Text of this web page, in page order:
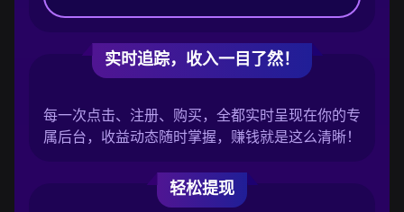
实时追踪，收入一目了然！
每一次点击、注册、购买，全都实时呈现在你的专
属后台，收益动态随时掌握，赚钱就是这么清晰！
轻松提现